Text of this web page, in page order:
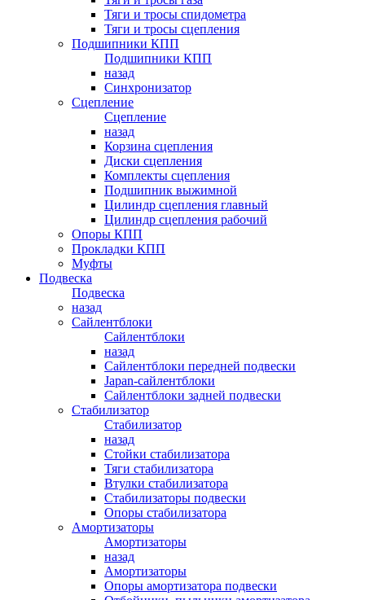
Тяги и тросы спидометра
Тяги и тросы сцепления
Подшипники КПП
Подшипники КПП
назад
Синхронизатор
Сцепление
Сцепление
назад
Корзина сцепления
Диски сцепления
Комплекты сцепления
Подшипник выжимной
Цилиндр сцепления главный
Цилиндр сцепления рабочий
Опоры КПП
Прокладки КПП
Муфты
Подвеска
Подвеска
назад
Сайлентблоки
Сайлентблоки
назад
Сайлентблоки передней подвески
Japan-сайлентблоки
Сайлентблоки задней подвески
Стабилизатор
Стабилизатор
назад
Стойки стабилизатора
Тяги стабилизатора
Втулки стабилизатора
Стабилизаторы подвески
Опоры стабилизатора
Амортизаторы
Амортизаторы
назад
Амортизаторы
Опоры амортизатора подвески